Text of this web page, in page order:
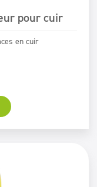
pour cuir
en cuir